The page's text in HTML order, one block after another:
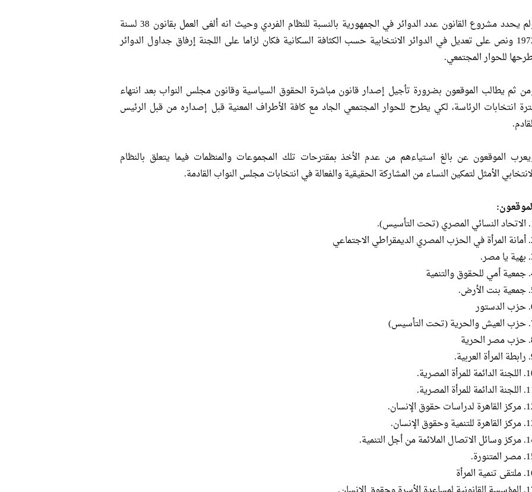
ولم يحدد مشروع القانون عدد الدوائر في الجمهورية بالنسبة للنظام الفردي وحيث انه ألغى العمل بقانون 38 لسنة
1972 ونص على تعديل في الدوائر الانتخابية حسب الكثافة السكانية فكان لزاما على اللجنة إرفاق جداول الدوائر
للحوار المجتمعي.
ثم يطالب الموقعون بضرورة تأجيل إصدار قانون مباشرة الحقوق السياسية وقانون مجلس النواب بعد انتهاء
انتخابات الرئاسة، لكي يطرح للحوار المجتمعي الجاد مع كافة الأطراف المعنية قبل إصداره من قبل الرئيس
الموقعون عن بالغ استياءهم من عدم الأخذ بمقترحات تلك المجموعات والمنظمات فيما يتعلق بالنظام
الأمثل لتمكين النساء من المشاركة الحقيقية والفعالة في انتخابات مجلس النواب القادمة.
الاجتماعي
المصرية.
المصرية.
حقوق الإنسان.
الإنسان.
من أجل التنمية.
المرأة